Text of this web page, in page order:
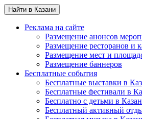
Найти в Казани
Реклама на сайте
Размещение анонсов
Размещение ресторанов и
Размещение мест и
Размещение баннеров
Бесплатные события
Бесплатные выставки в
Бесплатные фестивали в
Бесплатно с детьми в
Бесплатный активный